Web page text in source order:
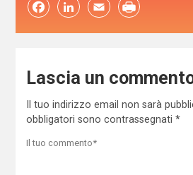
FacebookLinkedIn Email
Lascia un
Il tuo indirizzo email non sarà
obbligatori sono contrassegnati *